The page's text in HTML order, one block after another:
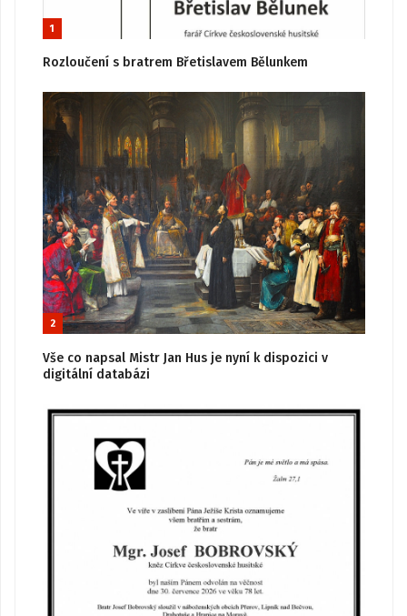
1
Rozloučení s bratrem Břetislavem Bělunkem
2
Vše co napsal Mistr Jan Hus je nyní k dispozici v
digitální databázi